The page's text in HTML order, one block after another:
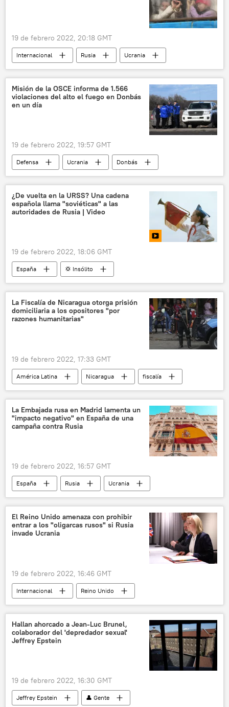
19 de febrero 2022, 20:18 GMT
Internacional Rusia
Ucrania
refugiados
🛡️ Zonas de conflicto
🌍 Europa
Donbás
📰 Conflicto en el este de Ucrania (2014-2022)
Misión de la OSCE informa de 1.566
violaciones del alto el fuego en Donbás
en un día
19 de febrero 2022, 19:57 GMT
Defensa Ucrania
Donbás
OSCE
🌍 Europa
🛡️ Zonas de conflicto
📰 Conflicto en el este de Ucrania (2014-2022)
¿De vuelta en la URSS? Una cadena
española llama "soviéticas" a las
autoridades de Rusia | Video
19 de febrero 2022, 18:06 GMT
España
💢 Insólito
Unión Soviética (URSS)
La Fiscalía de Nicaragua otorga prisión
domiciliaria a los opositores "por
razones humanitarias"
19 de febrero 2022, 17:33 GMT
América Latina Nicaragua fiscalía
La Embajada rusa en Madrid lamenta un
"impacto negativo" en España de una
campaña contra Rusia
19 de febrero 2022, 16:57 GMT
España Rusia
Ucrania
📰 Conflicto en el este de Ucrania (2014-2022)
🌍 Europa
El Reino Unido amenaza con prohibir
entrar a los "oligarcas rusos" si Rusia
invade Ucrania
19 de febrero 2022, 16:46 GMT
Internacional
Reino Unido
Elizabeth Truss
Ucrania
Rusia
📈 Mercados y finanzas
oligarcas
📰 Conflicto en el este de Ucrania (2014-2022)
Hallan ahorcado a Jean-Luc Brunel,
colaborador del 'depredador sexual'
Jeffrey Epstein
19 de febrero 2022, 16:30 GMT
Jeffrey Epstein 👤 Gente